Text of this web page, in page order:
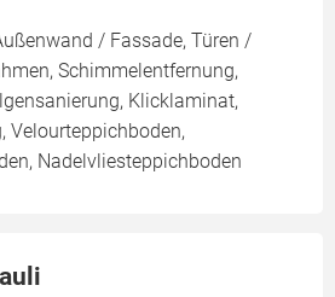
/ Fassade, Türen /
Schimmelentfernung,
Klicklaminat,
Velourteppichboden,
Nadelvliesteppichboden